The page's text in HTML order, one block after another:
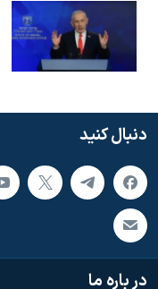
دنبال کنید
در باره ما